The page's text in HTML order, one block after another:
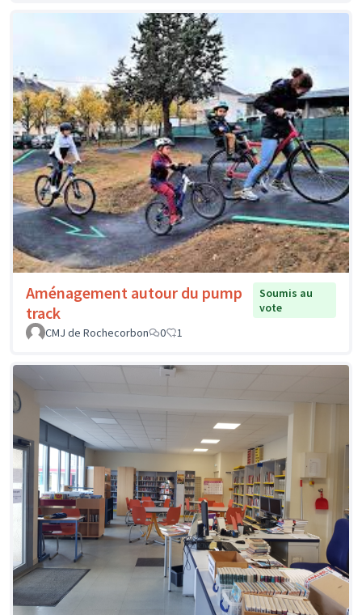
Aménagement autour du pump
track
Soumis au
vote
CMJ de Rochecorbon
0 1